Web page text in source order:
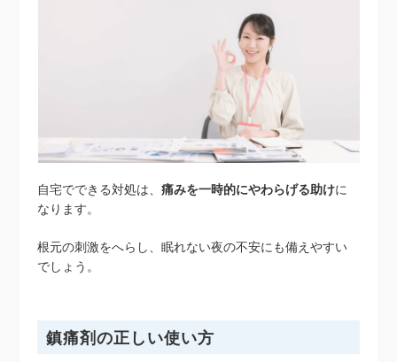
自宅でできる対処は、痛みを一時的にやわらげる助けに
なります。
根元の刺激をへらし、眠れない夜の不安にも備えやすい
でしょう。
鎮痛剤の正しい使い方